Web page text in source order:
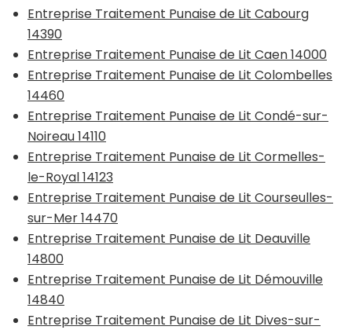
Entreprise Traitement Punaise de Lit Cabourg
14390
Entreprise Traitement Punaise de Lit Caen 14000
Entreprise Traitement Punaise de Lit Colombelles
14460
Entreprise Traitement Punaise de Lit Condé-sur-
Noireau 14110
Entreprise Traitement Punaise de Lit Cormelles-
le-Royal 14123
Entreprise Traitement Punaise de Lit Courseulles-
sur-Mer 14470
Entreprise Traitement Punaise de Lit Deauville
14800
Entreprise Traitement Punaise de Lit Démouville
14840
Entreprise Traitement Punaise de Lit Dives-sur-